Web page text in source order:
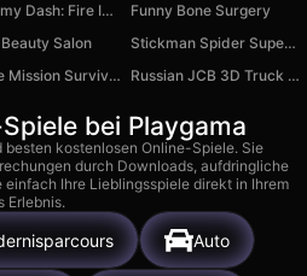
Lobotomy Dash: Fire In The Holl!
Funny Bone Surgery
Salon
Stickman Spider Superhero with hook
Zombie Mission Survivor Russian JCB 3D Truck Simulator
bei Playgama
kostenlosen Online-Spiele. Sie
durch Downloads, aufdringliche
Ihre Lieblingsspiele direkt in Ihrem
Erlebnis.
Auto